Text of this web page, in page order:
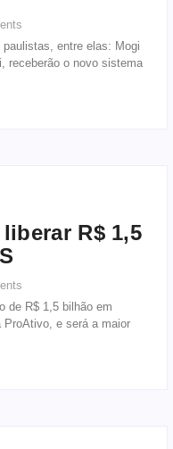
entre elas: Mogi
receberão o novo sistema
R$ 1,5
de R$ 1,5 bilhão em
ProAtivo, e será a maior